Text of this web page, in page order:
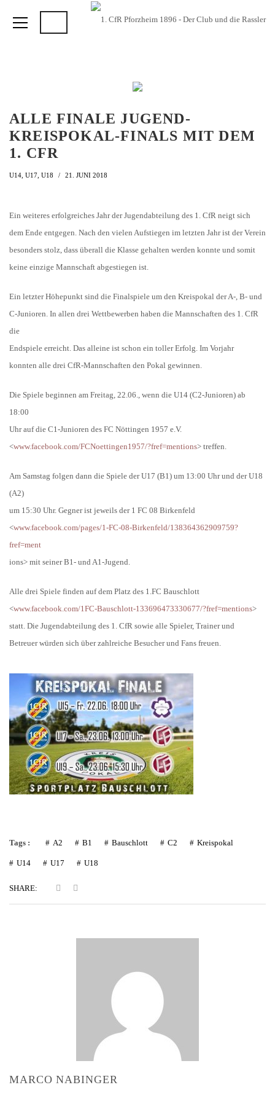
ALLE FINALE JUGEND-
KREISPOKAL-FINALS MIT DEM
1. CFR
U14 U17 U18 21. JUNI 2018
Ein weiteres erfolgreiches Jahr der Jugendabteilung des 1. CfR neigt sich
dem Ende entgegen. Nach den vielen Aufstiegen im letzten Jahr ist der Verein
besonders stolz, dass überall die Klasse gehalten werden konnte und somit
keine einzige Mannschaft abgestiegen ist.
Ein letzter Höhepunkt sind die Finalspiele um den Kreispokal der A-, B- und
C-Junioren. In allen drei Wettbewerben haben die Mannschaften des 1. CfR
die
Endspiele erreicht. Das alleine ist schon ein toller Erfolg. Im Vorjahr
konnten alle drei CfR-Mannschaften den Pokal gewinnen.
Die Spiele beginnen am Freitag, 22.06., wenn die U14 (C2-Junioren) ab
18:00
Uhr auf die C1-Junioren des FC Nöttingen 1957 e.V.
<www.facebook.com/FCNoettingen1957/?fref=mentions> treffen.
Am Samstag folgen dann die Spiele der U17 (B1) um 13:00 Uhr und der U18
(A2)
um 15:30 Uhr. Gegner ist jeweils der 1 FC 08 Birkenfeld
<www.facebook.com/pages/1-FC-08-Birkenfeld/138364362909759?
fref=ment
ions> mit seiner B1- und A1-Jugend.
Alle drei Spiele finden auf dem Platz des 1.FC Bauschlott
<www.facebook.com/1FC-Bauschlott-133696473330677/?fref=mentions>
statt. Die Jugendabteilung des 1. CfR sowie alle Spieler, Trainer und
Betreuer würden sich über zahlreiche Besucher und Fans freuen.
Tags : A2 B1 Bauschlott C2 Kreispokal
U14 U17 U18
SHARE:
MARCO NABINGER